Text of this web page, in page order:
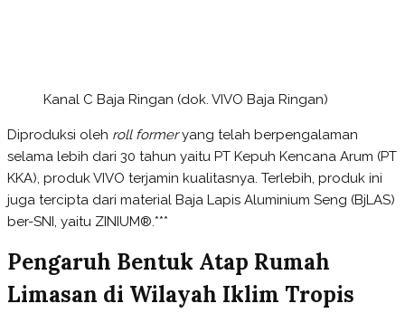
Kanal C Baja Ringan (dok. VIVO Baja Ringan)
Diproduksi oleh roll formeryang telah berpengalaman
selama lebih dari 30 tahun yaitu PT Kepuh Kencana Arum (PT
KKA), produk VIVO terjamin kualitasnya. Terlebih, produk ini
juga tercipta dari material Baja Lapis Aluminium Seng (BjLAS)
ber-SNI, yaitu ZINIUM®.***
Pengaruh Bentuk Atap Rumah
Limasan di Wilayah Iklim Tropis